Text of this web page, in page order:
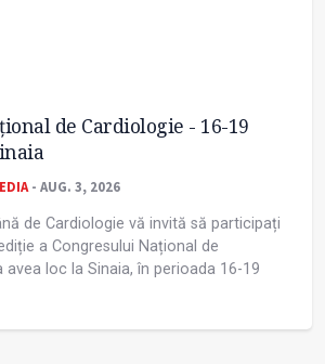
de Cardiologie - 16-19
- AUG. 3, 2026
de Cardiologie vă invită să participați
a Congresului Național de
avea loc la Sinaia, în perioada 16-19